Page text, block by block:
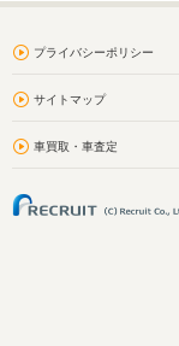
プライバシーポリシー
サイトマップ
車買取・車査定